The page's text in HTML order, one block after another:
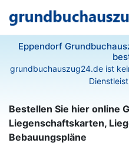
Eppendorf
grundbuchauszug24.de ist
Bestellen Sie hier online
Liegenschaftskarten,
Bebauungspläne